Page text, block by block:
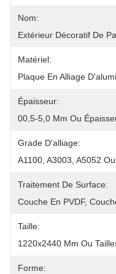
Nom:
Extérieur Décoratif De
Matériel:
Plaque En Alliage
Épaisseur:
00,5-5,0 Mm Ou
Grade D'alliage:
A1100, A3003, A5052
Traitement De Surface:
Couche En PVDF,
Taille:
1220x2440 Mm Ou
Forme: